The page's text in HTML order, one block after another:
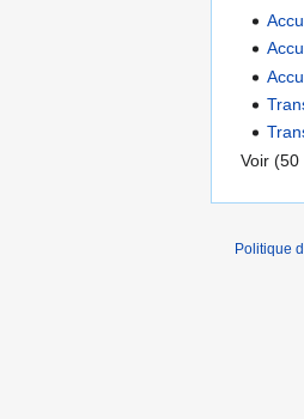
Voir (50
Politique